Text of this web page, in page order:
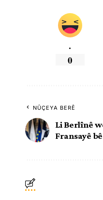
.
0
NÛÇEYA BERÊ
Li Berlînê
Fransayê